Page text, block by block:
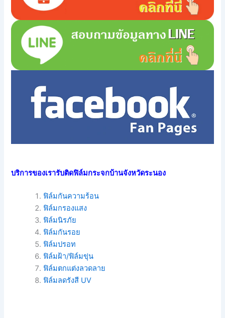
บริการของเรารับติดฟิล์มกระจกบ้านจังหวัดระนอง
ฟิล์มกันความร้อน
ฟิล์มกรองแสง
ฟิล์มนิรภัย
ฟิล์มกันรอย
ฟิล์มปรอท
ฟิล์มฝ้า/ฟิล์มขุ่น
ฟิล์มตกแต่งลวดลาย
ฟิล์มลดรังสี UV